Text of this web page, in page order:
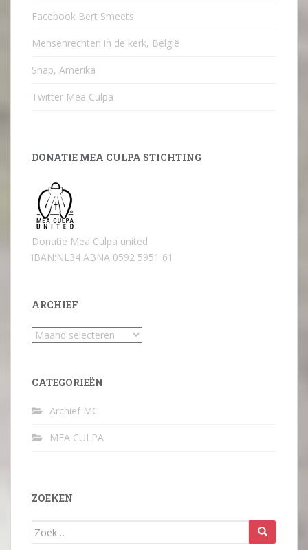
Facebook Bert Smeets
Mensenrechten in de kerk, België
Snap, Amerika
Twitter Mea Culpa
DONATIE MEA CULPA STICHTING
Donatie Mea Culpa united
iBAN:NL34 ABNA 0592 5951 61
ARCHIEF
Archief
CATEGORIEËN
Archief MC
MEA CULPA
ZOEKEN
Zoek